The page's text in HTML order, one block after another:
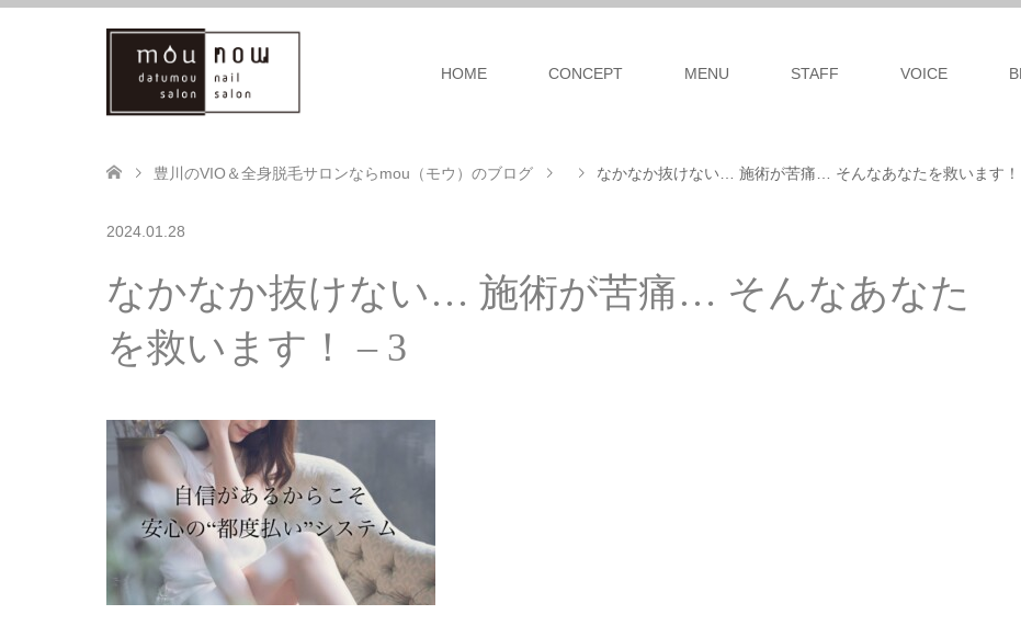
HOME CONCEPT MENU STAFF VOICE
豊川のVIO＆全身脱毛サロンならmou（モウ）のブログ なかなか抜けない… 施術が苦痛… そんなあなたを救います
2024.01.28
なかなか抜けない… 施術が苦痛… そんなあなた
を救います！ – 3